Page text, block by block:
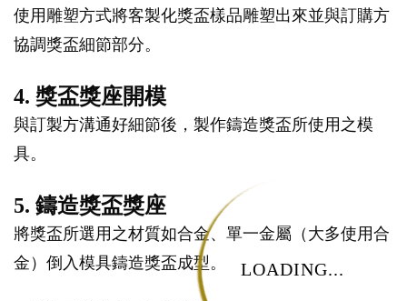
LOADING...
使用雕塑方式將客製化獎盃樣品雕塑出來並與訂購方
協調獎盃細節部分。
4. 獎盃獎座開模
與訂製方溝通好細節後，製作鑄造獎盃所使用之模
具。
5. 鑄造獎盃獎座
將獎盃所選用之材質如合金、單一金屬（大多使用合
金）倒入模具鑄造獎盃成型。